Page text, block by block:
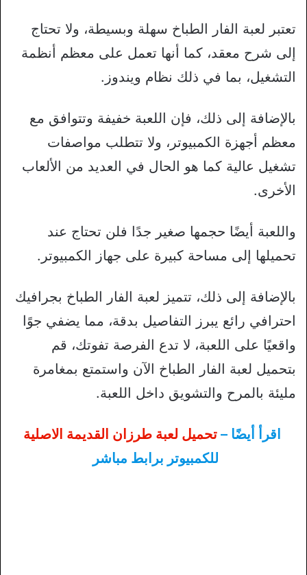
تعتبر لعبة الفار الطباخ سهلة وبسيطة، ولا تحتاج
إلى شرح معقد، كما أنها تعمل على معظم أنظمة
التشغيل، بما في ذلك نظام ويندوز.
بالإضافة إلى ذلك، فإن اللعبة خفيفة وتتوافق مع
معظم أجهزة الكمبيوتر، ولا تتطلب مواصفات
تشغيل عالية كما هو الحال في العديد من الألعاب
الأخرى.
واللعبة أيضًا حجمها صغير جدًا فلن تحتاج عند
تحميلها إلى مساحة كبيرة على جهاز الكمبيوتر.
بالإضافة إلى ذلك، تتميز لعبة الفار الطباخ بجرافيك
احترافي رائع يبرز التفاصيل بدقة، مما يضفي جوًا
واقعيًا على اللعبة، لا تدع الفرصة تفوتك، قم
بتحميل لعبة الفار الطباخ الآن واستمتع بمغامرة
مليئة بالمرح والتشويق داخل اللعبة.
اقرأ أيضًا –تحميل لعبة طرزان القديمة الاصلية
للكمبيوتر برابط مباشر